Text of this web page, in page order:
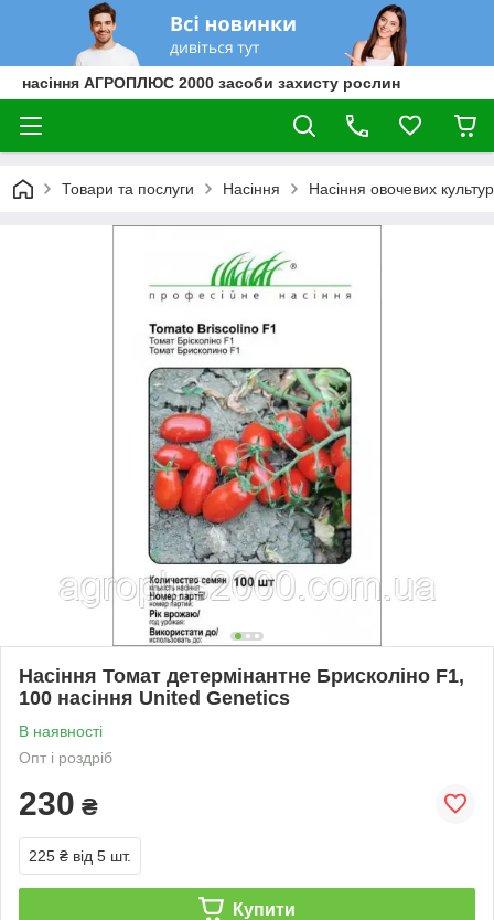
насіння АГРОПЛЮС 2000 засоби захисту рослин
Товари та послуги Насіння Насіння овочевих культур
Насіння Томат детермінантне Брисколіно F1,
100 насіння United Genetics
В наявності
Опт і роздріб
230 ₴
225 ₴ від 5 шт.
Купити